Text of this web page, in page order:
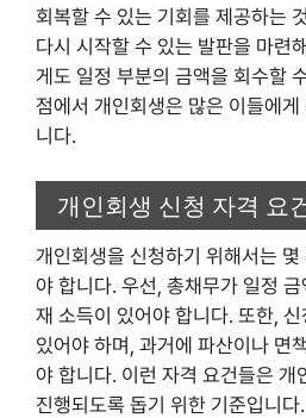
회복할 수 있는 기회를 제공하는
다시 시작할 수 있는 발판을 마련
게도 일정 부분의 금액을 회수할
점에서 개인회생은 많은 이들에
니다.
개인회생 신청 자격 요
개인회생을 신청하기 위해서는
야 합니다. 우선, 총채무가 일정
재 소득이 있어야 합니다. 또한,
있어야 하며, 과거에 파산이나 면
야 합니다. 이런 자격 요건들은 개
진행되도록 돕기 위한 기준입니다.